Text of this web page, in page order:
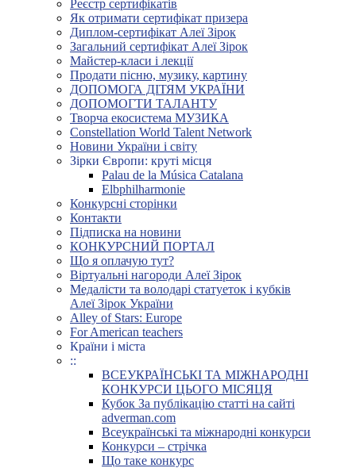
Реєстр сертифікатів
Як отримати сертифікат призера
Диплом-сертифікат Алеї Зірок
Загальний сертифікат Алеї Зірок
Майстер-класи і лекції
Продати пісню, музику, картину
ДОПОМОГА ДІТЯМ УКРАЇНИ
ДОПОМОГТИ ТАЛАНТУ
Творча екосистема МУЗИКА
Constellation World Talent Network
Новини України і світу
Зірки Європи: круті місця
Palau de la Música Catalana
Elbphilharmonie
Конкурсні сторінки
Контакти
Підписка на новини
КОНКУРСНИЙ ПОРТАЛ
Що я оплачую тут?
Віртуальні нагороди Алеї Зірок
Медалісти та володарі статуеток і кубків
Алеї Зірок України
Alley of Stars: Europe
For American teachers
Країни і міста
::
ВСЕУКРАЇНСЬКІ ТА МІЖНАРОДНІ
КОНКУРСИ ЦЬОГО МІСЯЦЯ
Кубок За публікацію статті на сайті
adverman.com
Всеукраїнські та міжнародні конкурси
Конкурси – стрічка
Що таке конкурс